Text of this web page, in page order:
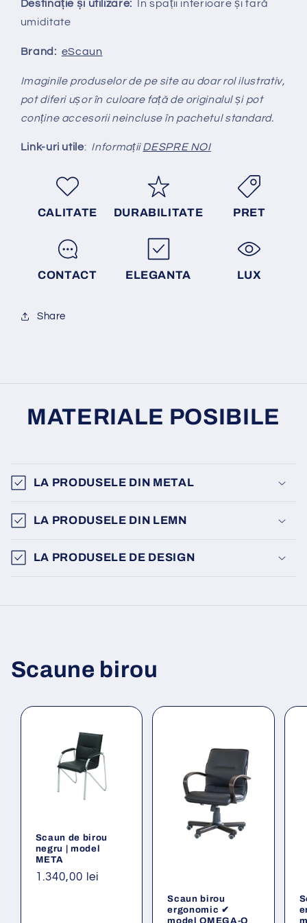
Destinație și utilizare: În spații interioare și fară
umiditate
Brand: eScaun
Imaginile produselor de pe site au doar rol ilustrativ,
pot diferi ușor în culoare față de originalul și pot
conține accesorii neincluse în pachetul standard.
Link-uri utile: InformațiiDESPRE NOI
CALITATE DURABILITATE PRET
CONTACT ELEGANTA LUX
Share
MATERIALE POSIBILE
LA PRODUSELE DIN METAL
LA PRODUSELE DIN LEMN
LA PRODUSELE DE DESIGN
Scaune birou
Scaun de birou
negru | model
META
Preț
1.340,00 lei
Scaun birou
ergonomic ✔
model OMEGA-O